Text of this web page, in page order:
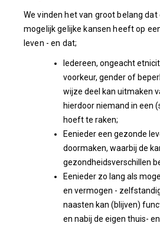
We vinden het van groot belang
mogelijk gelijke kansen heeft op
leven - en dat;
Iedereen, ongeacht
voorkeur, gender of
wijze deel kan uitmaken
hierdoor niemand in een
hoeft te raken;
Eenieder een gezonde
doormaken, waarbij de
gezondheidsverschillen
Eenieder zo lang als
en vermogen -
naasten kan (blijven)
en nabij de eigen thuis-